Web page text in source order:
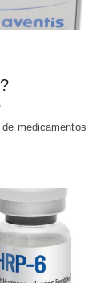
medicamentos